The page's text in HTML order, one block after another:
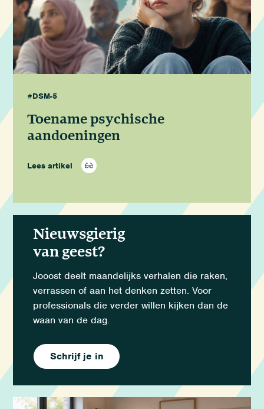
#DSM-5
Toename psychische
aandoeningen
Lees artikel
Nieuwsgierig
van geest?
Jooost deelt maandelijks verhalen die raken,
verrassen of aan het denken zetten. Voor
professionals die verder willen kijken dan de
waan van de dag.
Schrijf je in